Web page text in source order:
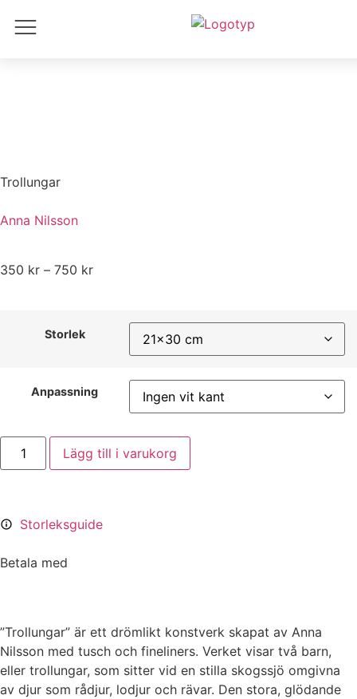
Hem/
Trollungar
Anna Nilsson
350 kr – 750 kr
Storlek
Anpassning
Lägg till i varukorg
Storleksguide
Betala med
”Trollungar” är ett drömlikt konstverk skapat av Anna
Nilsson med tusch och fineliners. Verket visar två barn,
eller trollungar, som sitter vid en stilla skogssjö omgivna
av djur som rådjur, lodjur och rävar. Den stora, glödande